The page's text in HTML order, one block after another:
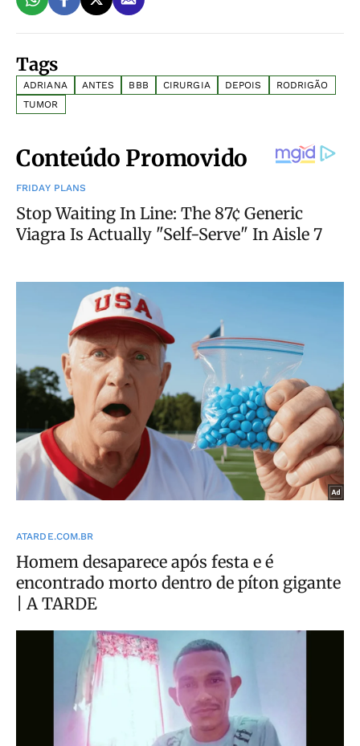
Tags
ADRIANA ANTES BBB CIRURGIA DEPOIS
RODRIGÃO
TUMOR